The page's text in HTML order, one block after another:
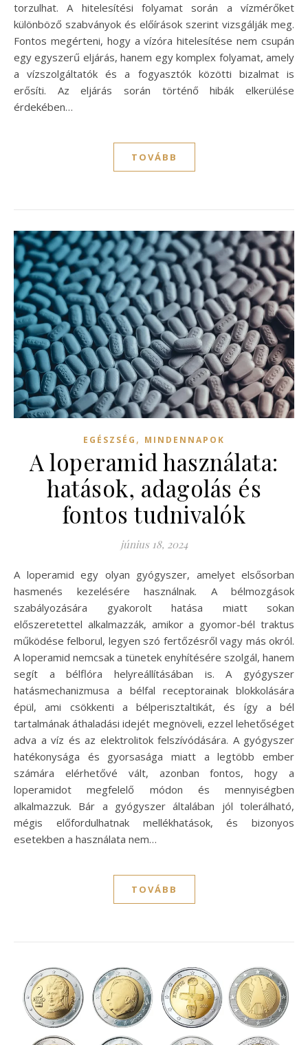
torzulhat. A hitelesítési folyamat során a vízmérőket
különböző szabványok és előírások szerint vizsgálják meg.
Fontos megérteni, hogy a vízóra hitelesítése nem csupán
egy egyszerű eljárás, hanem egy komplex folyamat, amely
a vízszolgáltatók és a fogyasztók közötti bizalmat is
erősíti. Az eljárás során történő hibák elkerülése
érdekében…
TOVÁBB
EGÉSZSÉG , MINDENNAPOK
A loperamid használata:
hatások, adagolás és
fontos tudnivalók
június 18, 2024
A loperamid egy olyan gyógyszer, amelyet elsősorban
hasmenés kezelésére használnak. A bélmozgások
szabályozására gyakorolt hatása miatt sokan
előszeretettel alkalmazzák, amikor a gyomor-bél traktus
működése felborul, legyen szó fertőzésről vagy más okról.
A loperamid nemcsak a tünetek enyhítésére szolgál, hanem
segít a bélflóra helyreállításában is. A gyógyszer
hatásmechanizmusa a bélfal receptorainak blokkolására
épül, ami csökkenti a bélperisztaltikát, és így a bél
tartalmának áthaladási idejét megnöveli, ezzel lehetőséget
adva a víz és az elektrolitok felszívódására. A gyógyszer
hatékonysága és gyorsasága miatt a legtöbb ember
számára elérhetővé vált, azonban fontos, hogy a
loperamidot megfelelő módon és mennyiségben
alkalmazzuk. Bár a gyógyszer általában jól tolerálható,
mégis előfordulhatnak mellékhatások, és bizonyos
esetekben a használata nem…
TOVÁBB